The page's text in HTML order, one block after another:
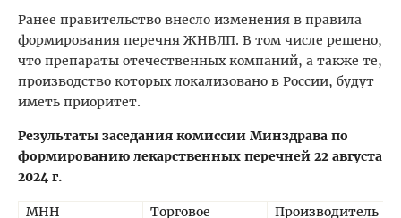
Ранее правительство внесло изменения в правила
формирования перечня ЖНВЛП. В том числе решено,
что препараты отечественных компаний, а также те,
производство которых локализовано в России, будут
иметь приоритет.
Результаты заседания комиссии Минздрава по
формированию лекарственных перечней 22 августа
2024 г.
МНН
Торговое
Производитель